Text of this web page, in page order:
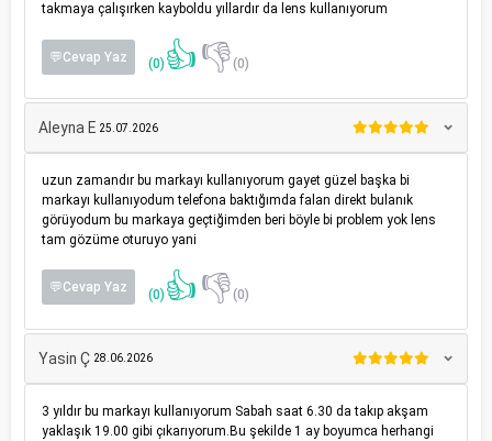
takmaya çalışırken kayboldu yıllardır da lens kullanıyorum
💬Cevap Yaz (0) 👍👎(0)
Aleyna E 25.07.2026
uzun zamandır bu markayı kullanıyorum gayet güzel başka bi
markayı kullanıyodum telefona baktığımda falan direkt bulanık
görüyodum bu markaya geçtiğimden beri böyle bi problem yok lens
tam gözüme oturuyo yani
💬Cevap Yaz (0) 👍👎(0)
Yasin Ç 28.06.2026
3 yıldır bu markayı kullanıyorum Sabah saat 6.30 da takıp akşam
yaklaşık 19.00 gibi çıkarıyorum.Bu şekilde 1 ay boyumca herhangi